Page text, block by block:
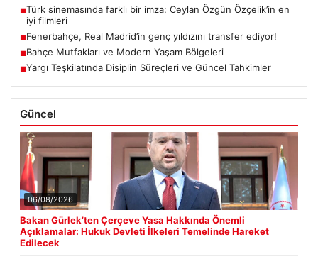
■Türk sinemasında farklı bir imza: Ceylan Özgün Özçelik’in en
iyi filmleri
■Fenerbahçe, Real Madrid’in genç yıldızını transfer ediyor!
■Bahçe Mutfakları ve Modern Yaşam Bölgeleri
■Yargı Teşkilatında Disiplin Süreçleri ve Güncel Tahkimler
Güncel
06/08/2026
Bakan Gürlek’ten Çerçeve Yasa Hakkında Önemli
Açıklamalar: Hukuk Devleti İlkeleri Temelinde Hareket
Edilecek